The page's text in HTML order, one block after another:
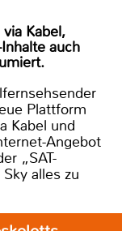
Kabel,
auch
Plattform
Kabel und
Angebot
„SAT-
alles zu